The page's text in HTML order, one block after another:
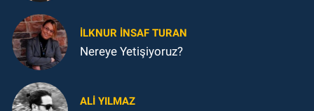
İLKNUR İNSAF TURAN
Nereye Yetişiyoruz?
ALI YILMAZ